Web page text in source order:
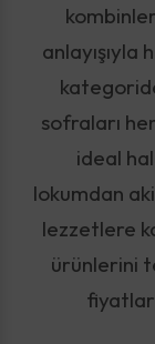
anlayışıyla
sofraları
ideal
lokumdan
lezzetlere
ürünlerini